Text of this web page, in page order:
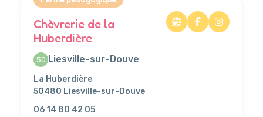
Chèvrerie de la
Huberdière
50 Liesville-sur-Douve
La Huberdière
50480 Liesville-sur-Douve
06 14 80 42 05